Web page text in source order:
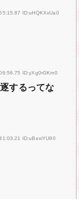
ID:uHQKXxUa0
ID:yXg0rGKm0
するってな
ID:uBexiYU90